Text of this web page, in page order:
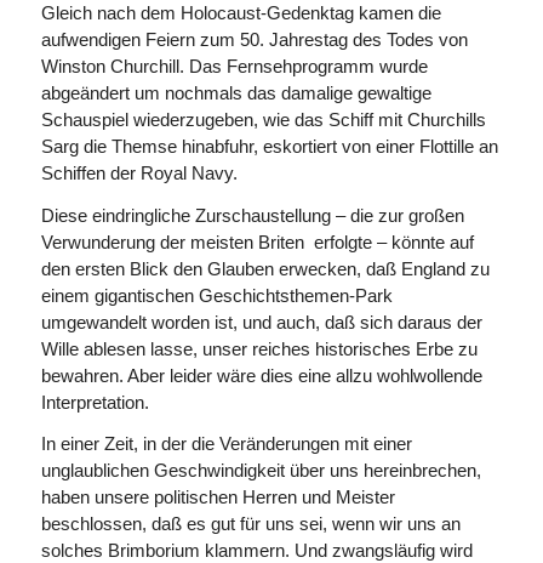
Gleich nach dem Holocaust-Gedenktag kamen die
aufwendigen Feiern zum 50. Jahrestag des Todes von
Winston Churchill. Das Fernsehprogramm wurde
abgeändert um nochmals das damalige gewalti­ge
Schauspiel wiederzugeben, wie das Schiff mit Churchills
Sarg die Themse hinabfuhr, eskortiert von einer Flottille an
Schiffen der Royal Navy.
Diese eindringliche Zurschaustellung – die zur großen
Verwunderung der meisten Briten erfolgte – könnte auf
den ersten Blick den Glauben erwecken, daß England zu
einem gigantischen Geschichts­themen-Park
umgewandelt worden ist, und auch, daß sich daraus der
Wille ablesen lasse, unser reiches historisches Erbe zu
bewahren. Aber leider wäre dies eine allzu wohlwollende
Interpretation.
In einer Zeit, in der die Veränderungen mit einer
unglaublichen Geschwindigkeit über uns herein­brechen,
haben unsere politischen Herren und Meister
beschlossen, daß es gut für uns sei, wenn wir uns an
solches Brimborium klammern. Und zwangsläufig wird